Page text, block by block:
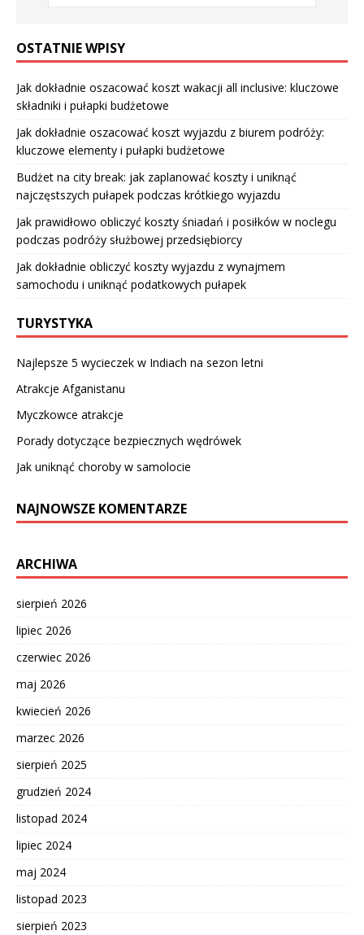
OSTATNIE WPISY
Jak dokładnie oszacować koszt wakacji all inclusive: kluczowe
składniki i pułapki budżetowe
Jak dokładnie oszacować koszt wyjazdu z biurem podróży:
kluczowe elementy i pułapki budżetowe
Budżet na city break: jak zaplanować koszty i uniknąć
najczęstszych pułapek podczas krótkiego wyjazdu
Jak prawidłowo obliczyć koszty śniadań i posiłków w noclegu
podczas podróży służbowej przedsiębiorcy
Jak dokładnie obliczyć koszty wyjazdu z wynajmem
samochodu i uniknąć podatkowych pułapek
TURYSTYKA
Najlepsze 5 wycieczek w Indiach na sezon letni
Atrakcje Afganistanu
Myczkowce atrakcje
Porady dotyczące bezpiecznych wędrówek
Jak uniknąć choroby w samolocie
NAJNOWSZE KOMENTARZE
ARCHIWA
sierpień 2026
lipiec 2026
czerwiec 2026
maj 2026
kwiecień 2026
marzec 2026
sierpień 2025
grudzień 2024
listopad 2024
lipiec 2024
maj 2024
listopad 2023
sierpień 2023